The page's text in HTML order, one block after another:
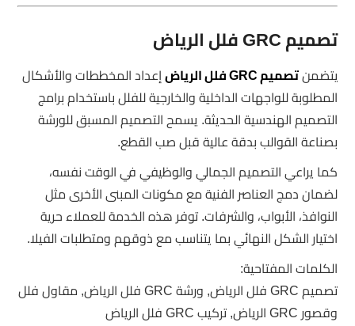
تصميم GRC فلل الرياض
يتضمنتصميم GRC فلل الرياض
إعداد المخططات والأشكال
المطلوبة للواجهات الداخلية والخارجية للفلل باستخدام برامج
التصميم الهندسية الحديثة. يسمح التصميم المسبق للورشة
بصناعة القوالب بدقة عالية قبل صب القطع.
كما يراعي التصميم الجمالي والوظيفي في الوقت نفسه،
لضمان دمج العناصر الفنية مع مكونات المبنى الأخرى مثل
النوافذ، الأبواب، والشرفات. توفر هذه الخدمة للعملاء حرية
اختيار الشكل النهائي بما يتناسب مع ذوقهم ومتطلبات الفيلا.
الكلمات المفتاحية:
تصميم GRC فلل الرياض, ورشة GRC فلل الرياض, مقاول فلل
وقصور GRC الرياض, تركيب GRC فلل الرياض